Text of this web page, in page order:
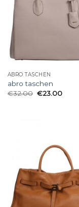
ABRO TASCHEN
abro taschen
€32.00 €23.00